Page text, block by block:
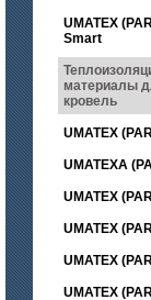
UMATEX
Smart
материалы
кровель
UMATEX
UMATEXA
UMATEX
UMATEX
UMATEX
UMATEX